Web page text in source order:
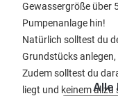
Gewassergröße über
Pumpenanlage hin!
Natürlich solltest du
Grundstücks
Zudem solltest du
liegt und keinemAlle